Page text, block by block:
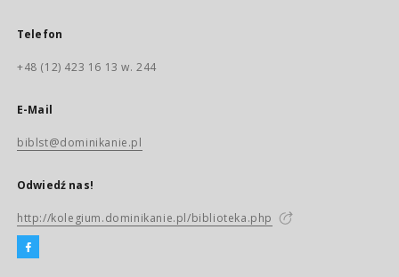
Telefon
+48 (12) 423 16 13 w. 244
E-Mail
biblst@dominikanie.pl
Odwiedź nas!
http://kolegium.dominikanie.pl/biblioteka.php